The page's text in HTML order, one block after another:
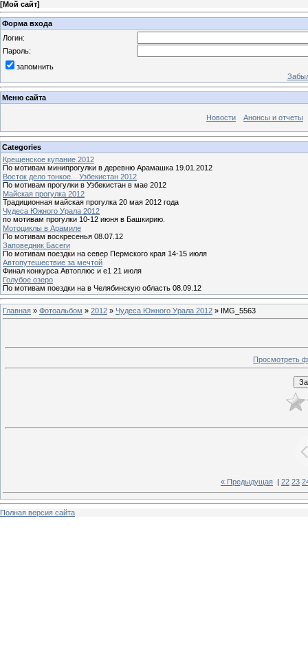
[Мой сайт]
Форма входа
Логин:
Пароль:
запомнить
Меню сайта
Новости Анонсы и отчеты
Categories
Крещенское купание 2012
По мотивам минипрогулки в деревню Арамашка 19.01.2012
Восток дело тонкое... Узбекистан 2012
По мотивам прогулки в Узбекистан в мае 2012
Майская прогулка 2012
Традиционная майская прогулка 20 мая 2012 года
Чудеса Южного Урала 2012
по мотивам прогулки 10-12 июня в Башкирию.
Мотоциклы в Арамиле
По мотивам воскресенья 08.07.12
Заповедник Басеги
По мотивам поездки на север Пермского края 14-15 июля
Автопутешествие за мечтой
Финал конкурса Автоплюс и е1 21 июля
Голубое озеро
По мотивам поездки на в Челябинскую область 08.09.12
Главная » Фотоальбом » 2012 » Чудеса Южного Урала 2012 » IMG_5563
Просмотреть
« Предыдущая 22 23
Полная версия сайта